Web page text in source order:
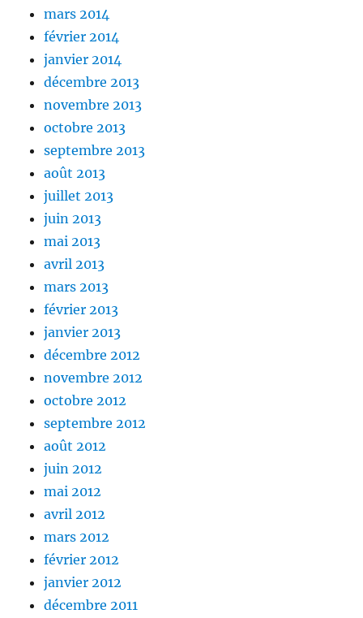
mars 2014
février 2014
janvier 2014
décembre 2013
novembre 2013
octobre 2013
septembre 2013
août 2013
juillet 2013
juin 2013
mai 2013
avril 2013
mars 2013
février 2013
janvier 2013
décembre 2012
novembre 2012
octobre 2012
septembre 2012
août 2012
juin 2012
mai 2012
avril 2012
mars 2012
février 2012
janvier 2012
décembre 2011